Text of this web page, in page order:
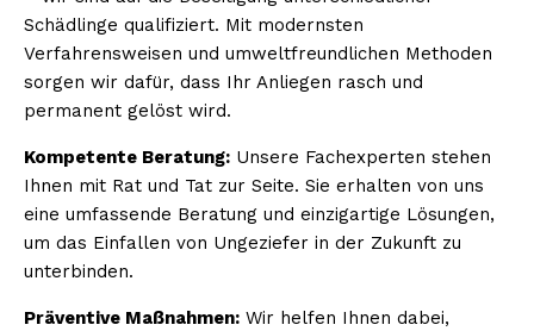
Schädlinge qualifiziert. Mit modernsten
Verfahrensweisen und umweltfreundlichen Methoden
sorgen wir dafür, dass Ihr Anliegen rasch und
permanent gelöst wird.
Kompetente Beratung: Unsere Fachexperten stehen
Ihnen mit Rat und Tat zur Seite. Sie erhalten von uns
eine umfassende Beratung und einzigartige Lösungen,
um das Einfallen von Ungeziefer in der Zukunft zu
unterbinden.
Präventive Maßnahmen: Wir helfen Ihnen dabei,